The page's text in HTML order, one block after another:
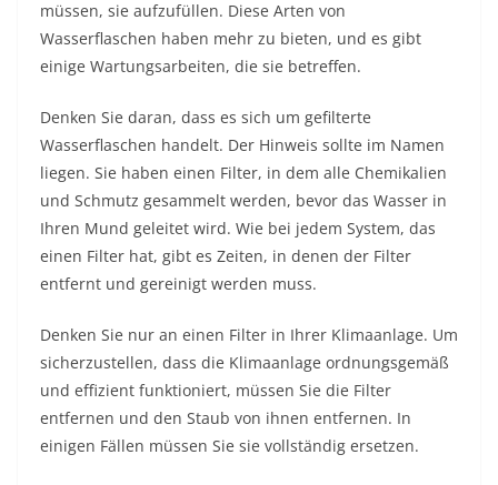
müssen, sie aufzufüllen. Diese Arten von
Wasserflaschen haben mehr zu bieten, und es gibt
einige Wartungsarbeiten, die sie betreffen.
Denken Sie daran, dass es sich um gefilterte
Wasserflaschen handelt. Der Hinweis sollte im Namen
liegen. Sie haben einen Filter, in dem alle Chemikalien
und Schmutz gesammelt werden, bevor das Wasser in
Ihren Mund geleitet wird. Wie bei jedem System, das
einen Filter hat, gibt es Zeiten, in denen der Filter
entfernt und gereinigt werden muss.
Denken Sie nur an einen Filter in Ihrer Klimaanlage. Um
sicherzustellen, dass die Klimaanlage ordnungsgemäß
und effizient funktioniert, müssen Sie die Filter
entfernen und den Staub von ihnen entfernen. In
einigen Fällen müssen Sie sie vollständig ersetzen.